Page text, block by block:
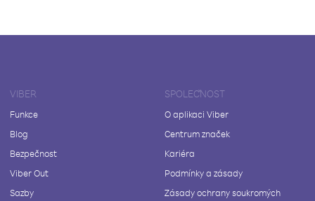
VIBER
Funkce
Blog
Bezpečnost
Viber Out
Sazby
SPOLEČNOST
O aplikaci Viber
Centrum značek
Kariéra
Podmínky a zásady
Zásady ochrany soukromých